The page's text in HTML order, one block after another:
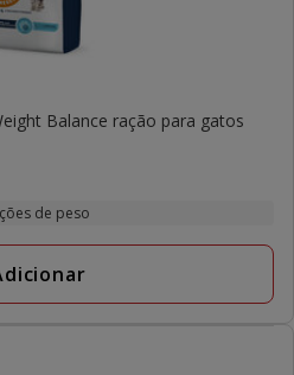
Balance ração para gatos
de peso